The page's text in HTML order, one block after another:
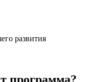
развития
программа?